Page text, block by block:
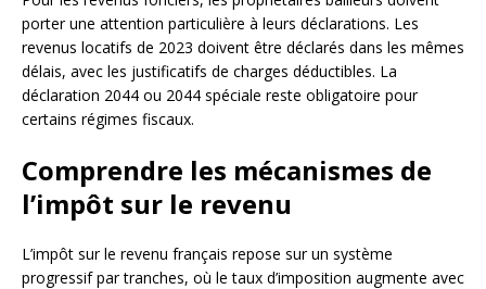
porter une attention particulière à leurs déclarations. Les
revenus locatifs de 2023 doivent être déclarés dans les mêmes
délais, avec les justificatifs de charges déductibles. La
déclaration 2044 ou 2044 spéciale reste obligatoire pour
certains régimes fiscaux.
Comprendre les mécanismes de
l’impôt sur le revenu
L’impôt sur le revenu français repose sur un système
progressif par tranches, où le taux d’imposition augmente avec